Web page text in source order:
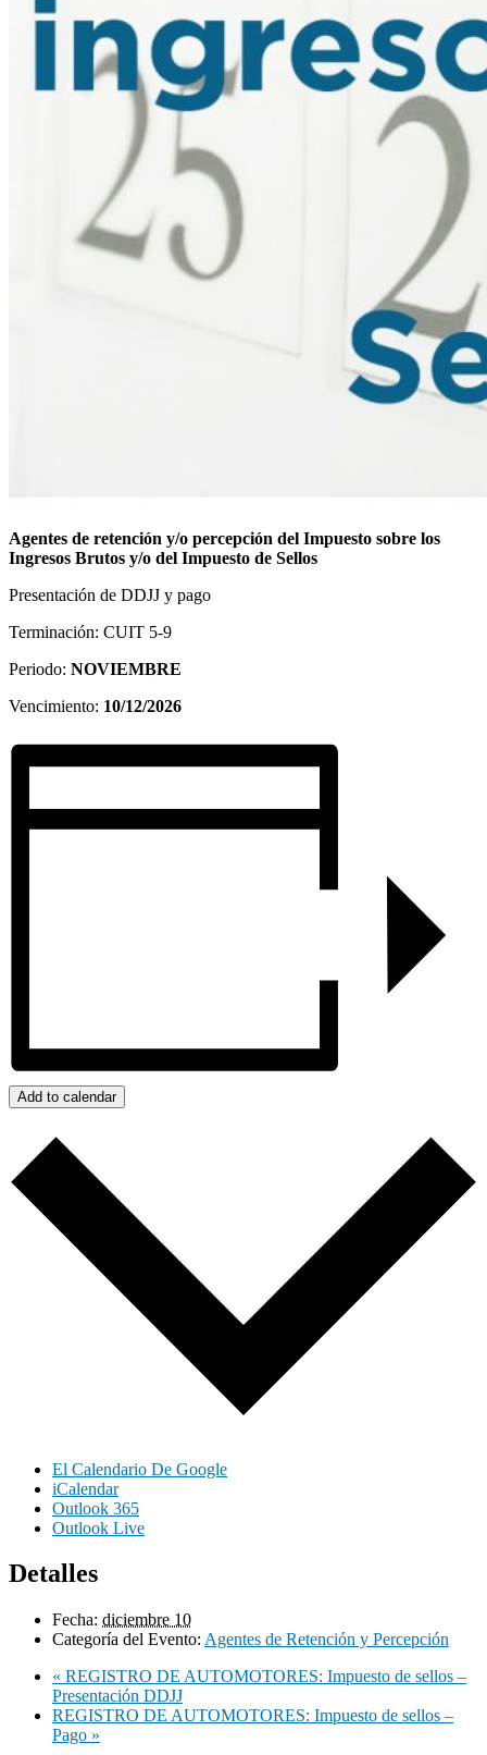
Agentes de retención y/o percepción del Impuesto sobre los
Ingresos Brutos y/o del Impuesto de Sellos
Presentación de DDJJ y pago
Terminación: CUIT 5-9
Periodo: NOVIEMBRE
Vencimiento: 10/12/2026
Add to calendar
El Calendario De Google
iCalendar
Outlook 365
Outlook Live
Detalles
Fecha: diciembre 10
Categoría del Evento: Agentes de Retención y Percepción
« REGISTRO DE AUTOMOTORES: Impuesto de sellos –
Presentación DDJJ
REGISTRO DE AUTOMOTORES: Impuesto de sellos –
Pago »